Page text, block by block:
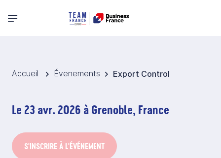
Menu principal
Accueil Évenements Export Control
Le 23 avr. 2026 à Grenoble, France
S'INSCRIRE À L'ÉVÉNEMENT